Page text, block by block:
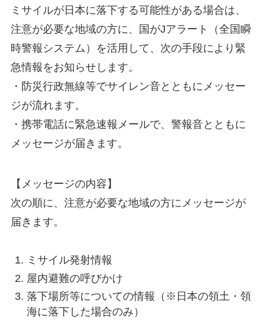
ミサイルが日本に落下する可能性がある場合は、
注意が必要な地域の方に、国がJアラート（全国瞬
時警報システム）を活用して、次の手段により緊
急情報をお知らせします。
・防災行政無線等でサイレン音とともにメッセー
ジが流れます。
・携帯電話に緊急速報メールで、警報音とともに
メッセージが届きます。
【メッセージの内容】
次の順に、注意が必要な地域の方にメッセージが
届きます。
ミサイル発射情報
屋内避難の呼びかけ
落下場所等についての情報（※日本の領土・領
海に落下した場合のみ）